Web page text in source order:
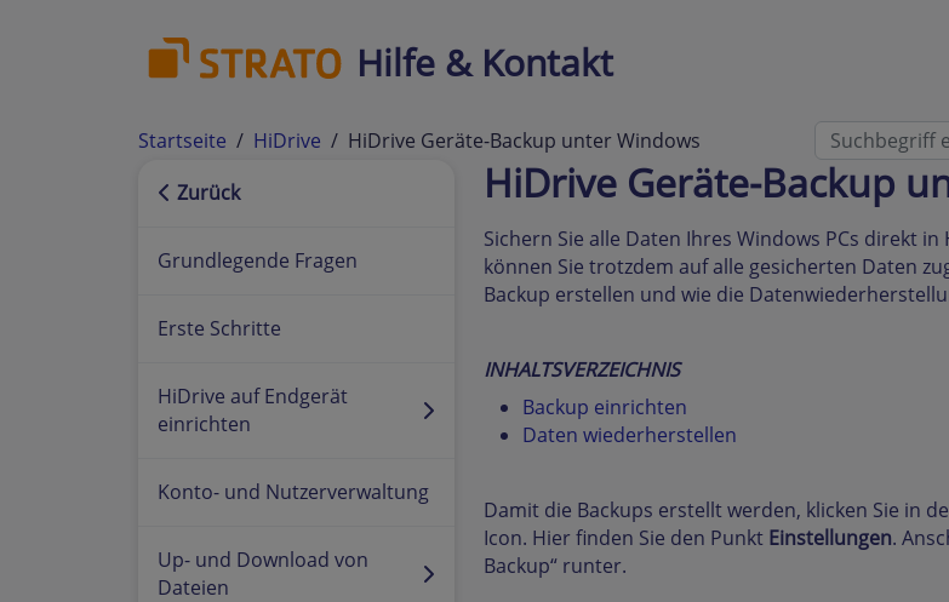
Hilfe & Kontakt
Startseite HiDrive
HiDrive Geräte-Backup unter Windows
Zurück
Grundlegende Fragen
Erste Schritte
HiDrive auf Endgerät
einrichten
Konto- und Nutzerverwaltung
Up- und Download von
Dateien
HiDrive Geräte-Backup
Sichern Sie alle Daten Ihres Windows PCs direkt
können Sie trotzdem auf alle gesicherten Daten
Backup erstellen und wie die
INHALTSVERZEICHNIS
Backup einrichten
Daten wiederherstellen
Damit die Backups erstellt werden, klicken Sie in
Icon. Hier finden Sie den Punkt Einstellungen.
Backup“ runter.